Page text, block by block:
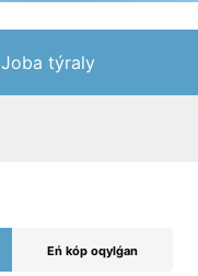
Joba týraly
Eń kóp oqylǵan